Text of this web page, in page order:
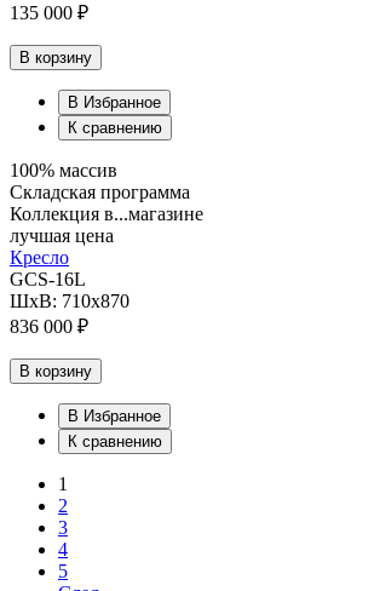
135 000 ₽
В корзину
В Избранное
К сравнению
100% массив
Складская программа
Коллекция в...магазине
лучшая цена
Кресло
GCS-16L
ШхВ: 710х870
836 000 ₽
В корзину
В Избранное
К сравнению
1
2
3
4
5